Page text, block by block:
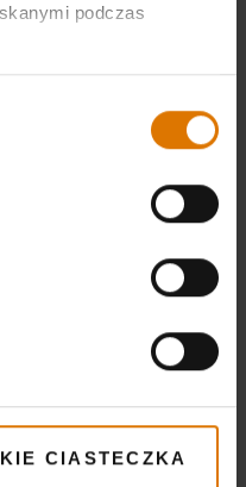
podczas
CIASTECZKA